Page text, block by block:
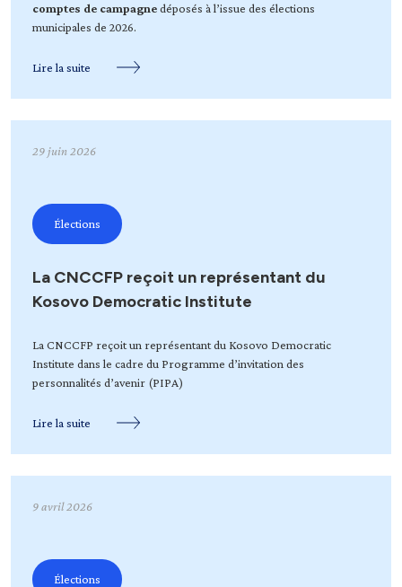
comptes de campagnedéposés à l’issue des élections
municipales de 2026.
Lire la suite
29 juin 2026
Élections
La CNCCFP reçoit un représentant du
Kosovo Democratic Institute
La CNCCFP reçoit un représentant du Kosovo Democratic
Institute dans le cadre du Programme d’invitation des
personnalités d’avenir (PIPA)
Lire la suite
9 avril 2026
Élections